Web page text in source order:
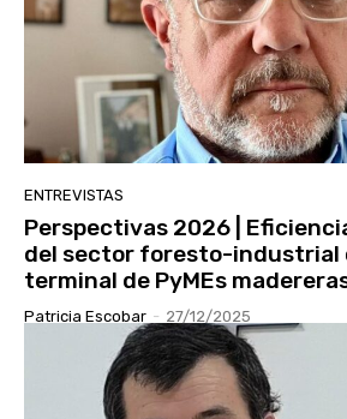
ENTREVISTAS
Perspectivas 2026 |
del sector foresto-industrial
terminal de PyMEs
Patricia Escobar - 27/12/2025